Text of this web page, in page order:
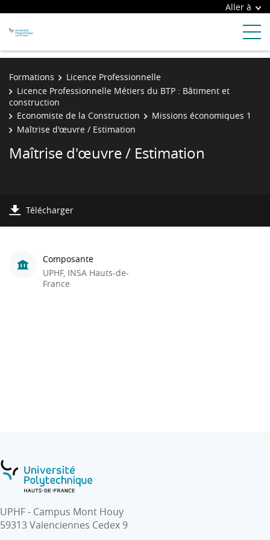
Aller à
Formations
Licence Professionnelle
Licence Professionnelle Métiers du BTP : Bâtiment et
construction
Economiste de la Construction
Missions économiques 1
Maîtrise d'œuvre / Estimation
Maîtrise d'œuvre / Estimation
Télécharger
Composante
UPHF, INSA Hauts-de-
France
UPHF - Campus Mont Houy
59313 Valenciennes Cedex 9